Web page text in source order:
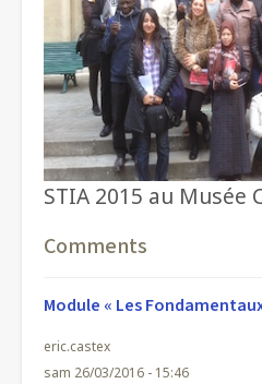
STIA 2015 au Musée
Comments
Module « Les
eric.castex
sam 26/03/2016 - 15:46